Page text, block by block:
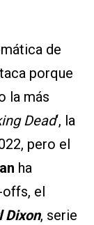
de
porque
la más
Dead‘, la
pero el
ha
el
Dixon, serie